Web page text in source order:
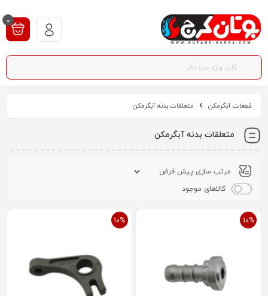
0
قطعات آبگرمکن متعلقات بدنه آبگرمکن
متعلقات بدنه آبگرمکن
کالاهای موجود
10%
10%